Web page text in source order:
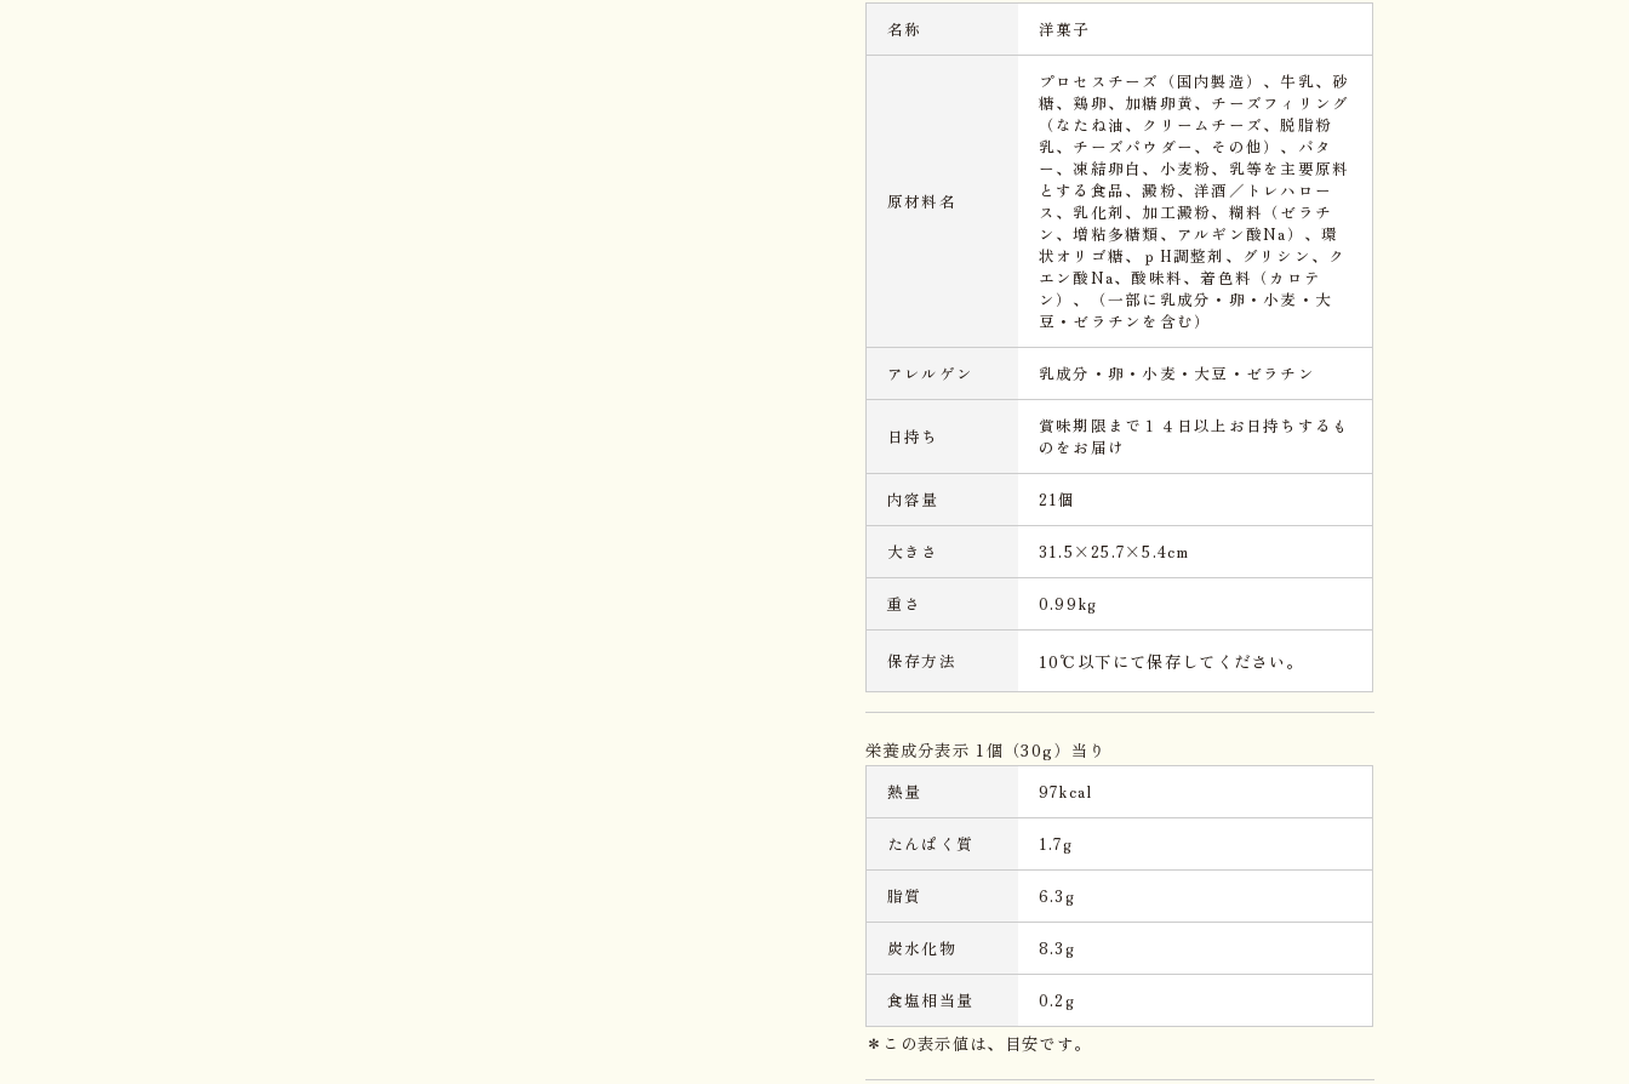
名称 洋菓子
原材料名
プロセスチーズ（国内製造）、牛乳、砂
糖、鶏卵、加糖卵黄、チーズフィリング
（なたね油、クリームチーズ、脱脂粉
乳、チーズパウダー、その他）、バタ
ー、凍結卵白、小麦粉、乳等を主要原料
とする食品、澱粉、洋酒／トレハロー
ス、乳化剤、加工澱粉、糊料（ゼラチ
ン、増粘多糖類、アルギン酸Na）、環
状オリゴ糖、ｐH調整剤、グリシン、ク
エン酸Na、酸味料、着色料（カロテ
ン）、（一部に乳成分・卵・小麦・大
豆・ゼラチンを含む）
アレルゲン 乳成分・卵・小麦・大豆・ゼラチン
日持ち
賞味期限まで１４日以上お日持ちするも
のをお届け
内容量 21個
大きさ 31.5×25.7×5.4cm
重さ 0.99kg
保存方法 10℃以下にて保存してください。
栄養成分表示 1個（30g）当り
熱量 97kcal
たんぱく質 1.7g
脂質 6.3g
炭水化物 8.3g
食塩相当量 0.2g
＊この表示値は、目安です。